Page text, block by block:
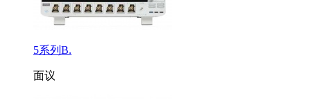
5系列B.
面议